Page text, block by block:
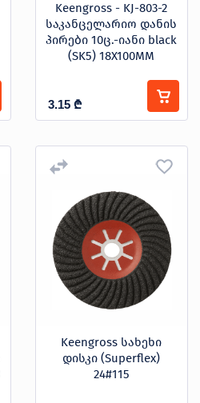
Keengross - KJ-803-2
საკანცელარიო დანის
პირები 10ც.-იანი black
(SK5) 18X100MM
3.15 ₾
Keengross სახეხი
დისკი (Superflex)
24#115